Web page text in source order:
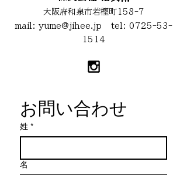
大阪府和泉市若樫町158-7
mail: yume@jihee.jp tel: 0725-53-
1514
お問い合わせ
姓 *
名